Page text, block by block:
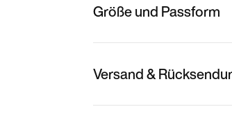
Größe und Passform
Versand &